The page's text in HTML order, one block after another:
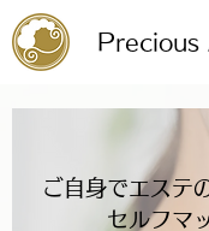
Precious
ご自身でエステ
セルフマ